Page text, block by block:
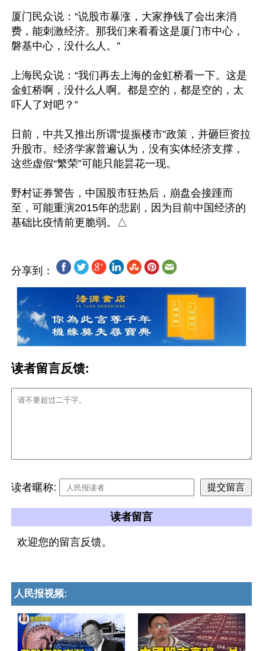
厦门民众说：“说股市暴涨，大家挣钱了会出来消
费，能刺激经济。那我们来看看这是厦门市中心，
磐基中心，没什么人。”
上海民众说：“我们再去上海的金虹桥看一下。这是
金虹桥啊，没什么人啊。都是空的，都是空的，太
吓人了对吧？”
日前，中共又推出所谓“提振楼市”政策，并砸巨资拉
升股市。经济学家普遍认为，没有实体经济支撑，
这些虚假“繁荣”可能只能昙花一现。
野村证券警告，中国股市狂热后，崩盘会接踵而
至，可能重演2015年的悲剧，因为目前中国经济的
分享到：
读者留言反馈:
读者暱称:
读者留言
欢迎您的留言反馈。
人民报视频: